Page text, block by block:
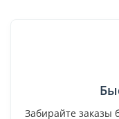
Забирайте заказы